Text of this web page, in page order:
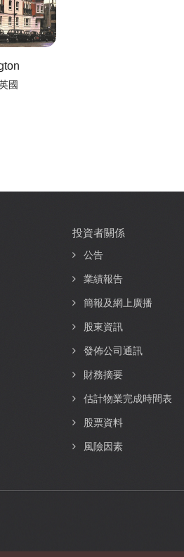
國
投資者關係
公告
業績報告
簡報及網上廣播
股東資訊
發佈公司通訊
財務摘要
估計物業完成時間表
股票資料
風險因素